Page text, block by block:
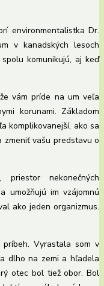
environmentalistka Dr.
v ​​kanadských lesoch
komunikujú, aj keď
vám príde na um veľa
korunami. Základom
komplikovanejší, ako sa
zmeniť vašu predstavu o
nekonečných
umožňujú im vzájomnú
ako jeden organizmus.
Vyrastala som v
dlho na zemi a hľadela
otec bol tiež obor. Bol